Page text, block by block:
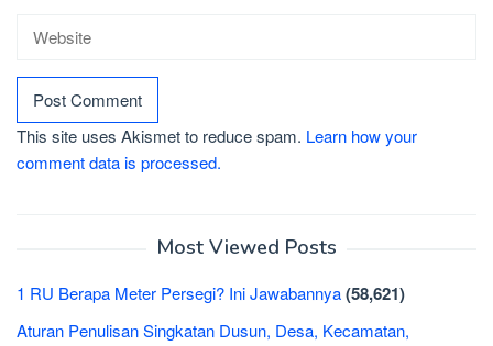
This site uses Akismet to reduce spam. Learn how your
comment data is processed.
Most Viewed Posts
1 RU Berapa Meter Persegi? Ini Jawabannya(58,621)
Aturan Penulisan Singkatan Dusun, Desa, Kecamatan,